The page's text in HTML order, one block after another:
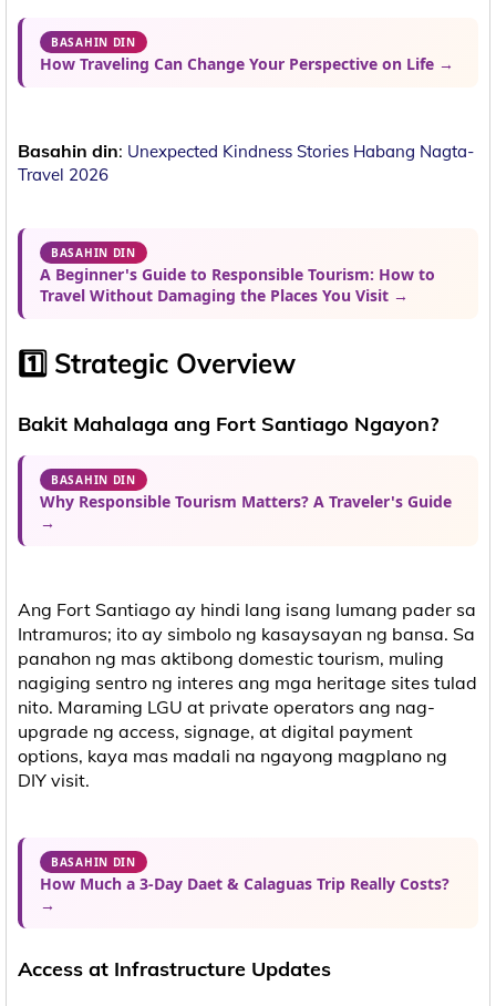
BASAHIN DIN
How Traveling Can Change Your Perspective on Life →
Basahin din: Unexpected Kindness Stories Habang Nagta-
Travel 2026
BASAHIN DIN
A Beginner's Guide to Responsible Tourism: How to
Travel Without Damaging the Places You Visit →
1️⃣ Strategic Overview
Bakit Mahalaga ang Fort Santiago Ngayon?
BASAHIN DIN
Why Responsible Tourism Matters? A Traveler's Guide
→
Ang Fort Santiago ay hindi lang isang lumang pader sa
Intramuros; ito ay simbolo ng kasaysayan ng bansa. Sa
panahon ng mas aktibong domestic tourism, muling
nagiging sentro ng interes ang mga heritage sites tulad
nito. Maraming LGU at private operators ang nag-
upgrade ng access, signage, at digital payment
options, kaya mas madali na ngayong magplano ng
DIY visit.
BASAHIN DIN
How Much a 3-Day Daet & Calaguas Trip Really Costs?
→
Access at Infrastructure Updates